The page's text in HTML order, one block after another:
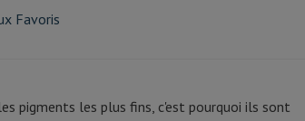
Favoris
pigments les plus fins, c'est pourquoi ils sont